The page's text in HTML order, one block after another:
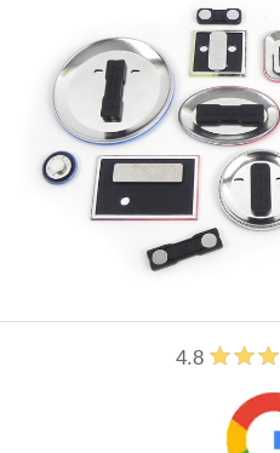
4.8